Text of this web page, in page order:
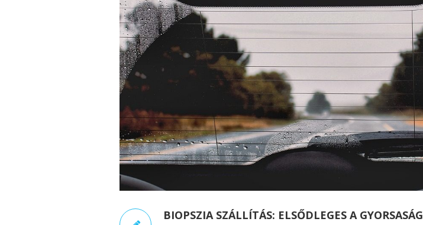
BIOPSZIA SZÁLLÍTÁS: ELSŐDLEGES A GYORSASÁG